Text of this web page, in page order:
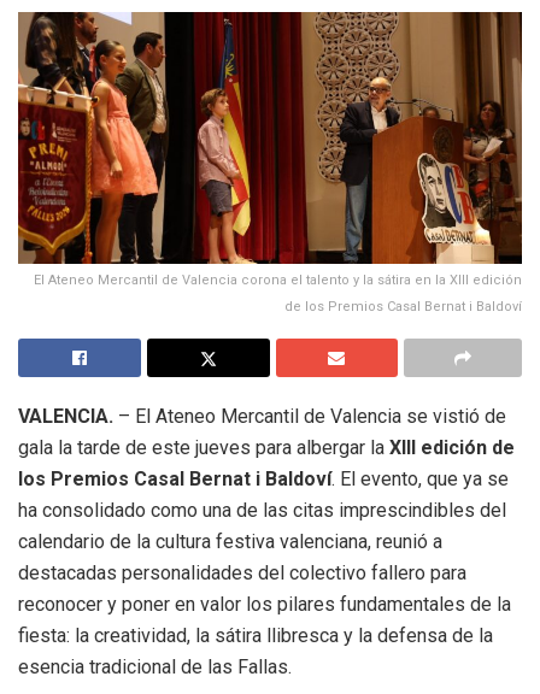
El Ateneo Mercantil de Valencia corona el talento y la sátira en la XIII edición
de los Premios Casal Bernat i Baldoví
VALENCIA. – El Ateneo Mercantil de Valencia se vistió de
gala la tarde de este jueves para albergar la XIII edición de
los Premios Casal Bernat i Baldoví. El evento, que ya se
ha consolidado como una de las citas imprescindibles del
calendario de la cultura festiva valenciana, reunió a
destacadas personalidades del colectivo fallero para
reconocer y poner en valor los pilares fundamentales de la
fiesta: la creatividad, la sátira llibresca y la defensa de la
esencia tradicional de las Fallas.